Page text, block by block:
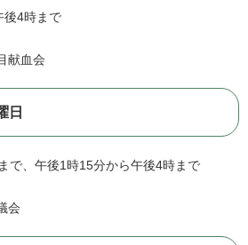
後4時まで
献血会
日
で、午後1時15分から午後4時まで
会